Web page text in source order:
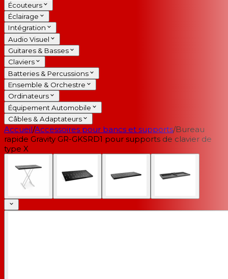
Écouteurs
Éclairage
Intégration
Audio Visuel
Guitares & Basses
Claviers
Batteries & Percussions
Ensemble & Orchestre
Ordinateurs
Équipement Automobile
Câbles & Adaptateurs
Accueil/Accessoires pour bancs et supports/Bureau
rapide Gravity GR-GKSRD1 pour supports de clavier de
type X